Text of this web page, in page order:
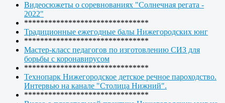
Видеосюжеты о соревнованиях "Солнечная регата -
2022"
*******************************
Традиционные ежегодные балы Нижегородских юнг
*******************************
Мастер-класс педагогов по изготовлению СИЗ для
борьбы с коронавирусом
*******************************
Технопарк Нижегородское детское речное пароходство.
Интервью на канале "Столица Нижний".
*******************************